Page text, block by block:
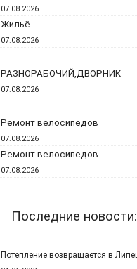
07.08.2026
Жильё
07.08.2026
РАЗНОРАБОЧИЙ,ДВОРНИК
07.08.2026
Ремонт велосипедов
07.08.2026
Ремонт велосипедов
07.08.2026
Последние новости:
Потепление возвращается в